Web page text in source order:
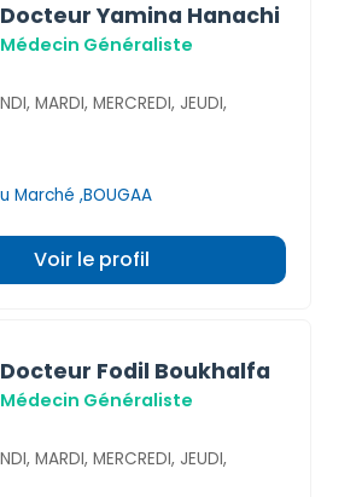
Docteur Yamina Hanachi
Médecin Généraliste
MARDI, MERCREDI, JEUDI,
Marché ,BOUGAA
Voir le profil
Docteur Fodil Boukhalfa
Médecin Généraliste
MARDI, MERCREDI, JEUDI,